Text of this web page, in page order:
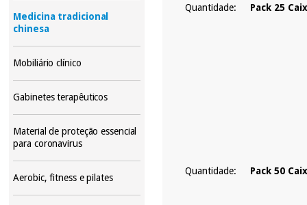
Medicina tradicional
chinesa
Mobiliário clínico
Gabinetes terapêuticos
Material de proteção essencial
para coronavirus
Aerobic, fitness e pilates
Quantidade: Pack 25
Quantidade: Pack 50